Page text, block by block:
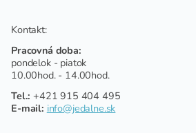
Kontakt:
Pracovná doba:
pondelok - piatok
10.00hod. - 14.00hod.
Tel.: +421 915 404 495
E-mail: info@jedalne.sk